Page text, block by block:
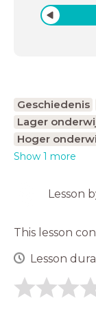
Geschiedenis
Lager
Hoger
Show 1 more
Lesson
This lesson
Lesson